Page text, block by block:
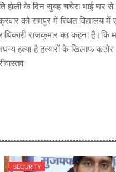
होली के दिन सुबह चचेरा भाई घर से
को रामपुर में स्थित विद्यालय
राजकुमार का कहना है।कि
हत्या है हत्यारों के खिलाफ कठोर
SECURITY